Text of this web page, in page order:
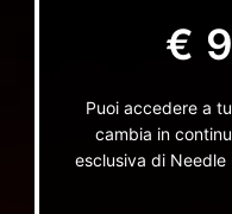
€
Puoi accedere a
cambia in
esclusiva di Needle